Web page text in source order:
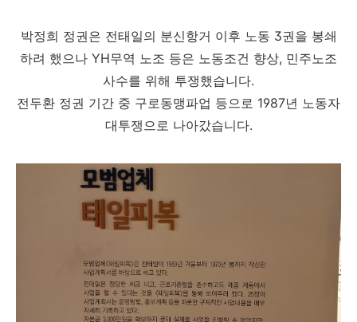
박정희 정권은 전태일의 분신항거 이후 노동 3권을 봉쇄
하려 했으나 YH무역 노조 등은 노동조건 향상, 민주노조
사수를 위해 투쟁했습니다.
전두환 정권 기간 중 구로동맹파업 등으로 1987년 노동자
대투쟁으로 나아갔습니다.